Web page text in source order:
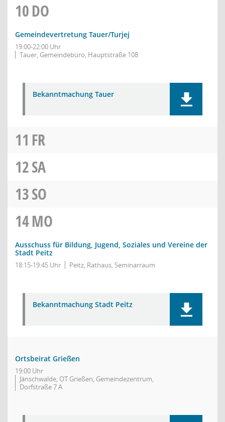
10DO
Gemeindevertretung Tauer/Turjej
19:00-22:00 Uhr
Tauer, Gemeindebüro, Hauptstraße 108
Bekanntmachung Tauer
11 FR
12SA
13SO
14MO
Ausschuss für Bildung, Jugend, Soziales und Vereine der
Stadt Peitz
18:15-19:45 Uhr Peitz, Rathaus, Seminarraum
Bekanntmachung Stadt Peitz
Ortsbeirat Grießen
19:00 Uhr
Jänschwalde, OT Grießen, Gemeindezentrum,
Dorfstraße 7 A